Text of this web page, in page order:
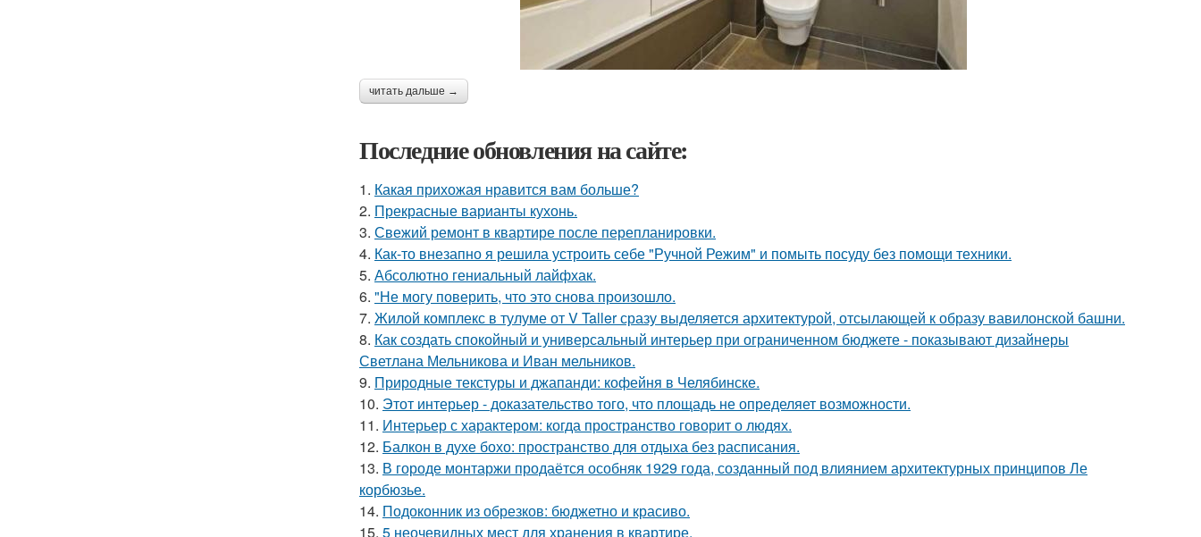
читать дальше →
Последние обновления на сайте:
1. Какая прихожая нравится вам больше?
2. Прекрасные варианты кухонь.
3. Свежий ремонт в квартире после перепланировки.
4. Как-то внезапно я решила устроить себе "Ручной Режим" и помыть посуду без помощи техники.
5. Абсолютно гениальный лайфхак.
6. "Не могу поверить, что это снова произошло.
7. Жилой комплекс в тулуме от V Taller сразу выделяется архитектурой, отсылающей к образу вавилонской башни.
8. Как создать спокойный и универсальный интерьер при ограниченном бюджете - показывают дизайнеры
Светлана Мельникова и Иван мельников.
9. Природные текстуры и джапанди: кофейня в Челябинске.
10. Этот интерьер - доказательство того, что площадь не определяет возможности.
11. Интерьер с характером: когда пространство говорит о людях.
12. Балкон в духе бохо: пространство для отдыха без расписания.
13. В городе монтаржи продаётся особняк 1929 года, созданный под влиянием архитектурных принципов Ле
корбюзье.
14. Подоконник из обрезков: бюджетно и красиво.
15. 5 неочевидных мест для хранения в квартире.